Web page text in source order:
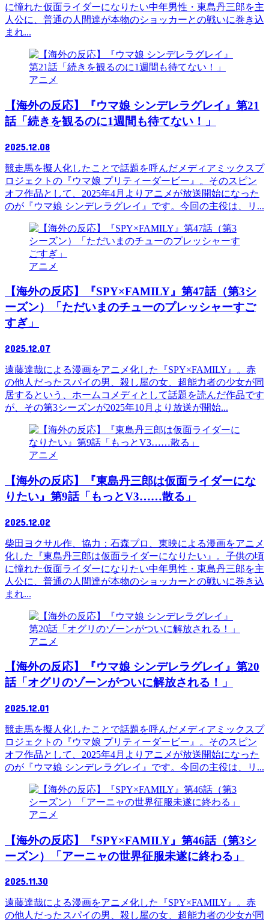
に憧れた仮面ライダーになりたい中年男性・東島丹三郎を主
人公に、普通の人間達が本物のショッカーとの戦いに巻き込
まれ...
アニメ
【海外の反応】『ウマ娘 シンデレラグレイ』第21
話「続きを観るのに1週間も待てない！」
2025.12.08
競走馬を擬人化したことで話題を呼んだメディアミックスプ
ロジェクトの『ウマ娘 プリティーダービー』。そのスピン
オフ作品として、2025年4月よりアニメが放送開始になった
のが『ウマ娘 シンデレラグレイ』です。今回の主役は、リ...
アニメ
【海外の反応】『SPY×FAMILY』第47話（第3シ
ーズン）「ただいまのチューのプレッシャーすご
すぎ」
2025.12.07
遠藤達哉による漫画をアニメ化した『SPY×FAMILY』。赤
の他人だったスパイの男、殺し屋の女、超能力者の少女が同
居するという、ホームコメディとして話題を読んだ作品です
が、その第3シーズンが2025年10月より放送が開始...
アニメ
【海外の反応】『東島丹三郎は仮面ライダーにな
りたい』第9話「もっとV3……散る」
2025.12.02
柴田ヨクサル作、協力：石森プロ、東映による漫画をアニメ
化した『東島丹三郎は仮面ライダーになりたい』。子供の頃
に憧れた仮面ライダーになりたい中年男性・東島丹三郎を主
人公に、普通の人間達が本物のショッカーとの戦いに巻き込
まれ...
アニメ
【海外の反応】『ウマ娘 シンデレラグレイ』第20
話「オグリのゾーンがついに解放される！」
2025.12.01
競走馬を擬人化したことで話題を呼んだメディアミックスプ
ロジェクトの『ウマ娘 プリティーダービー』。そのスピン
オフ作品として、2025年4月よりアニメが放送開始になった
のが『ウマ娘 シンデレラグレイ』です。今回の主役は、リ...
アニメ
【海外の反応】『SPY×FAMILY』第46話（第3シ
ーズン）「アーニャの世界征服未遂に終わる」
2025.11.30
遠藤達哉による漫画をアニメ化した『SPY×FAMILY』。赤
の他人だったスパイの男、殺し屋の女、超能力者の少女が同